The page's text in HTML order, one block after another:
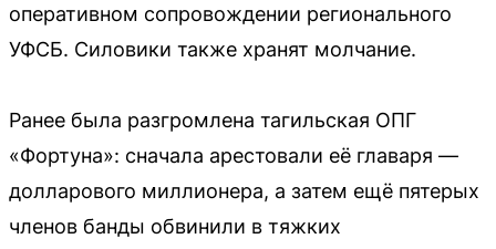
оперативном сопровождении регионального
УФСБ. Силовики также хранят молчание.
Ранее была разгромлена тагильская ОПГ
«Фортуна»: сначала арестовали её главаря —
долларового миллионера, а затем ещё пятерых
членов банды обвинили в тяжких